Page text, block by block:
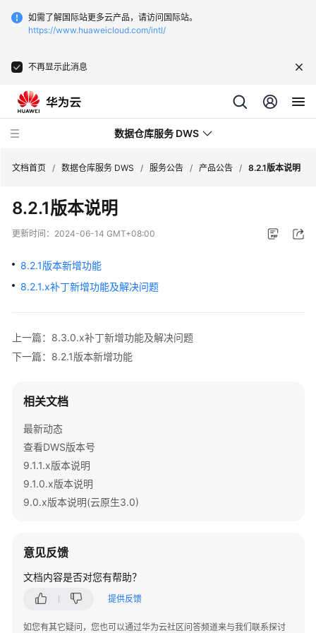
如需了解国际站更多云产品，请访问国际站。
https://www.huaweicloud.com/intl/
不再显示此消息
数据仓库服务 DWS
最
新
态
服
告
公
查
看
DWS
版
9.1.1.x
版
明
文档首页 / 数据仓库服务 DWS / 服务公告 / 产品公告 / 8.2.1版本说明
8.2.1版本说明
更新时间： 2024-06-14 GMT+08:00
8.2.1版本新增功能
8.2.1.x补丁新增功能及解决问题
上一篇：8.3.0.x补丁新增功能及解决问题
下一篇：8.2.1版本新增功能
相关文档
最新动态
查看DWS版本号
9.1.1.x版本说明
9.1.0.x版本说明
9.0.x版本说明(云原生3.0)
意见反馈
文档内容是否对您有帮助？
提供反馈
如您有其它疑问，您也可以通过华为云社区问答频道来与我们联系探讨